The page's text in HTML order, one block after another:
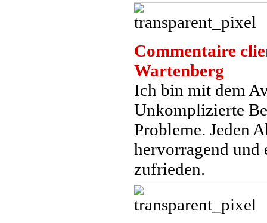
Commentaire
Wartenberg
Ich bin mit dem
Unkomplizierte
Probleme. Jeden
hervorragend und
zufrieden.